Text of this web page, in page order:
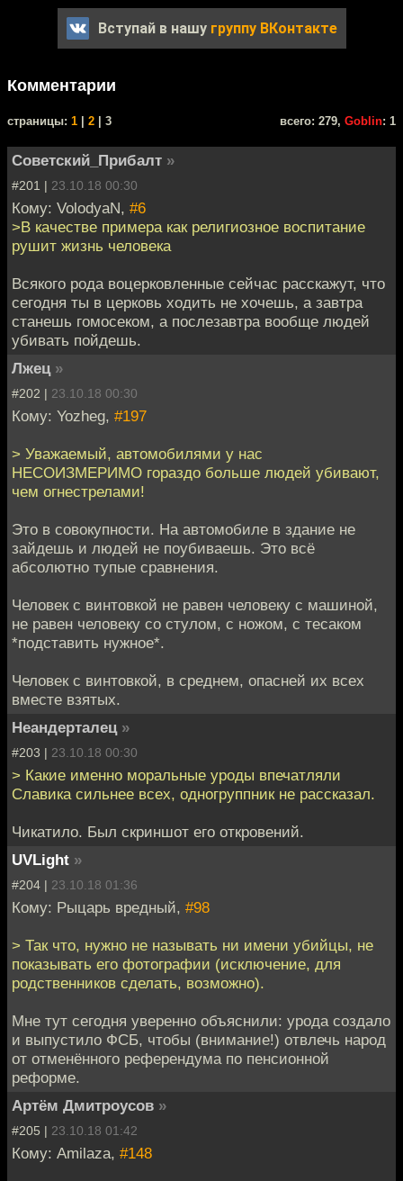
Вступай в нашу группу ВКонтакте
Комментарии
cтраницы: 1 2 | 3 всего: 279, Goblin: 1
Советский_Прибалт »
#201 | 23.10.18 00:30
Кому: VolodyaN, #6
>В качестве примера как религиозное воспитание
рушит жизнь человека
Всякого рода воцерковленные сейчас расскажут, что
сегодня ты в церковь ходить не хочешь, а завтра
станешь гомосеком, а послезавтра вообще людей
убивать пойдешь.
Лжец »
#202 | 23.10.18 00:30
Кому: Yozheg, #197
> Уважаемый, автомобилями у нас
НЕСОИЗМЕРИМО гораздо больше людей убивают,
чем огнестрелами!
Это в совокупности. На автомобиле в здание не
зайдешь и людей не поубиваешь. Это всё
абсолютно тупые сравнения.
Человек с винтовкой не равен человеку с машиной,
не равен человеку со стулом, с ножом, с тесаком
*подставить нужное*.
Человек с винтовкой, в среднем, опасней их всех
вместе взятых.
Неандерталец »
#203 | 23.10.18 00:30
> Какие именно моральные уроды впечатляли
Славика сильнее всех, одногруппник не рассказал.
Чикатило. Был скриншот его откровений.
UVLight »
#204 | 23.10.18 01:36
Кому: Рыцарь вредный, #98
> Так что, нужно не называть ни имени убийцы, не
показывать его фотографии (исключение, для
родственников сделать, возможно).
Мне тут сегодня уверенно объяснили: урода создало
и выпустило ФСБ, чтобы (внимание!) отвлечь народ
от отменённого референдума по пенсионной
реформе.
Артём Дмитроусов »
#205 | 23.10.18 01:42
Кому: Amilaza, #148